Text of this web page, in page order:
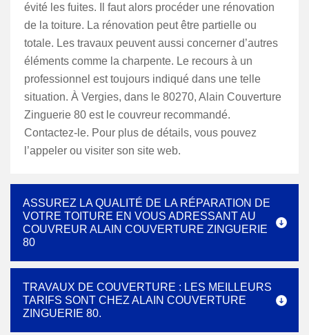
évité les fuites. Il faut alors procéder une rénovation
de la toiture. La rénovation peut être partielle ou
totale. Les travaux peuvent aussi concerner d’autres
éléments comme la charpente. Le recours à un
professionnel est toujours indiqué dans une telle
situation. À Vergies, dans le 80270, Alain Couverture
Zinguerie 80 est le couvreur recommandé.
Contactez-le. Pour plus de détails, vous pouvez
l’appeler ou visiter son site web.
ASSUREZ LA QUALITÉ DE LA RÉPARATION DE
VOTRE TOITURE EN VOUS ADRESSANT AU
COUVREUR ALAIN COUVERTURE ZINGUERIE
80
TRAVAUX DE COUVERTURE : LES MEILLEURS
TARIFS SONT CHEZ ALAIN COUVERTURE
ZINGUERIE 80.